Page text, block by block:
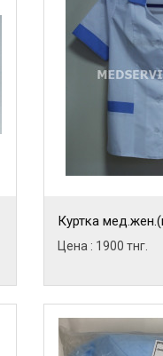
Куртка
Цена : 1900 тнг.